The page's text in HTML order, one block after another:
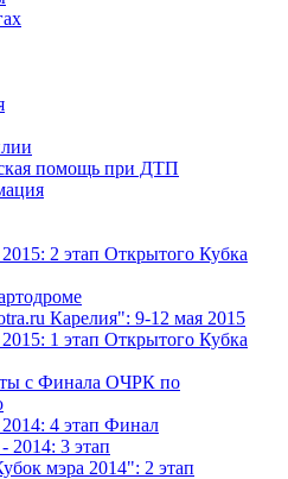
помощь при ДТП
2 этап Открытого Кубка
Карелия": 9-12 мая 2015
1 этап Открытого Кубка
с Финала ОЧРК по
4 этап Финал
2014: 3 этап
мэра 2014": 2 этап